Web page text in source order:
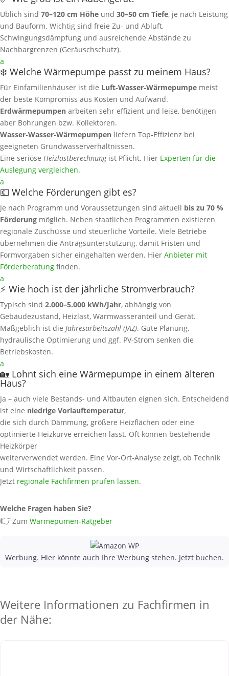
Üblich sind 70–120 cm Höhe und 30–50 cm Tiefe, je nach Leistung
und Bauform. Wichtig sind freie Zu‑ und Abluft,
Schwingungsdämpfung und ausreichende Abstände zu
Nachbargrenzen (Geräuschschutz).
a
❄️ Welche Wärmepumpe passt zu meinem Haus?
Für Einfamilienhäuser ist die Luft‑Wasser‑Wärmepumpe meist
der beste Kompromiss aus Kosten und Aufwand.
Erdwärmepumpen arbeiten sehr effizient und leise, benötigen
aber Bohrungen bzw. Kollektoren.
Wasser‑Wasser‑Wärmepumpen liefern Top‑Effizienz bei
geeigneten Grundwasserverhältnissen.
Eine seriöse Heizlastberechnungist Pflicht. Hier Experten für die
Auslegung vergleichen.
a
💶 Welche Förderungen gibt es?
Je nach Programm und Voraussetzungen sind aktuell bis zu 70 %
Förderung möglich. Neben staatlichen Programmen existieren
regionale Zuschüsse und steuerliche Vorteile. Viele Betriebe
übernehmen die Antragsunterstützung, damit Fristen und
Formvorgaben sicher eingehalten werden. Hier Anbieter mit
Förderberatung finden.
a
⚡ Wie hoch ist der jährliche Stromverbrauch?
Typisch sind 2.000–5.000 kWh/Jahr, abhängig von
Gebäudezustand, Heizlast, Warmwasseranteil und Gerät.
Maßgeblich ist die Jahresarbeitszahl (JAZ). Gute Planung,
hydraulische Optimierung und ggf. PV‑Strom senken die
Betriebskosten.
a
🏡 Lohnt sich eine Wärmepumpe in einem älteren
Haus?
Ja – auch viele Bestands- und Altbauten eignen sich. Entscheidend
ist eine niedrige Vorlauftemperatur,
die sich durch Dämmung, größere Heizflächen oder eine
optimierte Heizkurve erreichen lässt. Oft können bestehende
Heizkörper
weiterverwendet werden. Eine Vor-Ort‑Analyse zeigt, ob Technik
und Wirtschaftlichkeit passen.
Jetzt regionale Fachfirmen prüfen lassen.
Welche Fragen haben Sie?
👉Zum Wärmepumen-Ratgeber
Werbung. Hier könnte auch Ihre Werbung stehen. Jetzt buchen.
Weitere Informationen zu Fachfirmen in
der Nähe: